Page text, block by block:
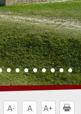
A- A A+